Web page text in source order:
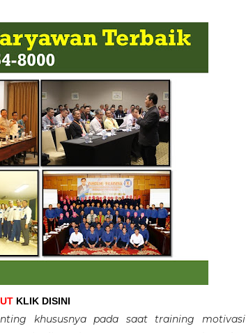
KLIK DISINI
khususnya pada saat training motivasi